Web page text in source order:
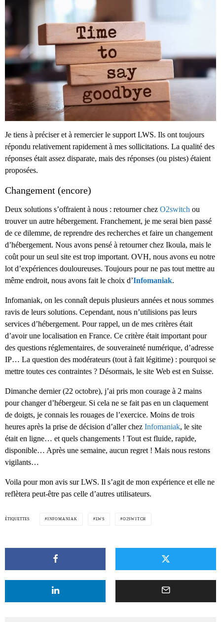
Je tiens à préciser et à remercier le support LWS. Ils ont toujours
répondu relativement rapidement à mes sollicitations. La qualité des
réponses était assez disparate, mais des réponses (ou pistes) étaient
proposées.
Changement (encore)
Deux solutions s’offraient à nous : retourner chez O2switch ou
trouver un autre hébergement. Franchement, je me serai bien passé
de ce dilemme, de reprendre des recherches et faire un changement
d’hébergement. Nous avons pensé à retourner chez Ikoula, mais le
coût pour un seul site est trop important. OVH, nous avons eu notre
lot d’expériences douloureuses. Toujours pour ne pas tout mettre au
même endroit, nous avons fait le choix d’Infomaniak.
Infomaniak, on les connaît depuis plusieurs années et nous sommes
ravis de leurs solutions. Cependant, nous n’utilisions pas leurs
services d’hébergement. Pour rappel, un de mes critères était
d’avoir une localisation en France. Ce critère était important pour
des questions réglementaires, de souveraineté numérique, d’adresse
IP… La question des modérateurs (tout à fait légitime) : pourquoi se
mettre toutes ces contraintes ? Désormais, le site Web est en Suisse.
Dimanche dernier (22 octobre), j’ai pris mon courage à 2 mains
pour changer d’hébergeur. Si cela ne se fait pas en un claquement
de doigts, je connais les rouages de l’exercice. Moins de trois
heures après la prise de décision d’aller chez Infomaniak, le site
était en ligne… et quels changements ! Tout est fluide, rapide,
disponible… Après une semaine, aucun regret ! Mais nous restons
vigilants…
Voila pour mon avis sur LWS. Il s’agit de mon expérience et elle ne
reflètera peut-être pas celle d’autres utilisateurs.
ÉTIQUETTES INFOMANIAK LWS O2SWITCH